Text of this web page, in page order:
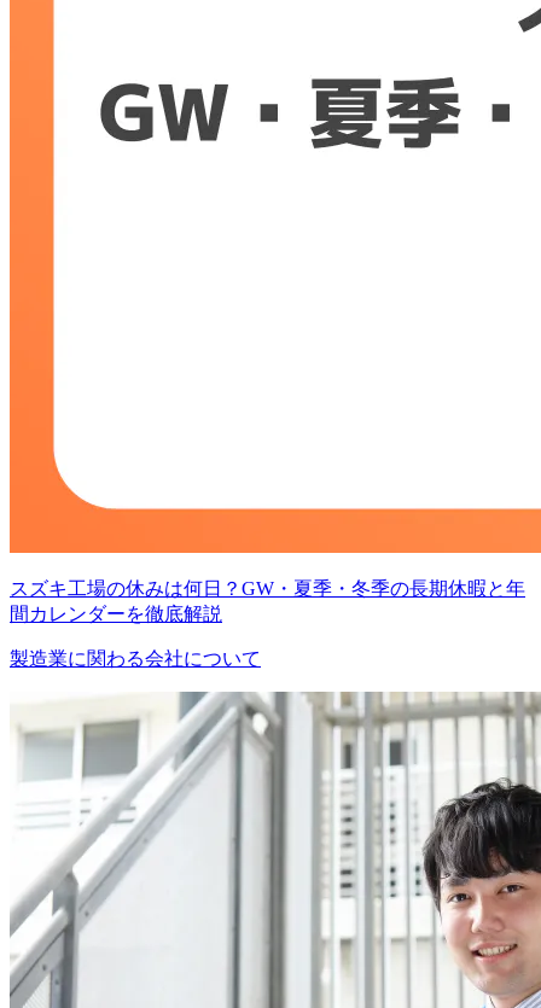
スズキ工場の休みは何日？GW・夏季・冬季の長期休暇と年
間カレンダーを徹底解説
製造業に関わる会社について